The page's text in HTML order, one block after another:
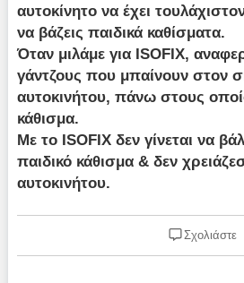
αυτοκίνητο να έχει
να βάζεις παιδικά καθίσματα.
Όταν μιλάμε για ISOFIX,
γάντζους που μπαίνουν στον
αυτοκινήτου, πάνω στους
κάθισμα.
Με το ISOFIX δεν γίνεται να
παιδικό κάθισμα & δεν
αυτοκινήτου.
Σχολιάστε